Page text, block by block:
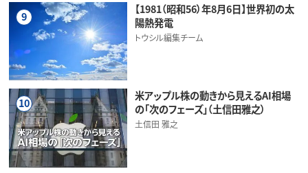
9
【1981（昭和56）年8月6日】世界初の太
陽熱発電
トウシル編集チーム
10
米アップル株の動きから見えるAI相場
の「次のフェーズ」（土信田雅之）
土信田 雅之